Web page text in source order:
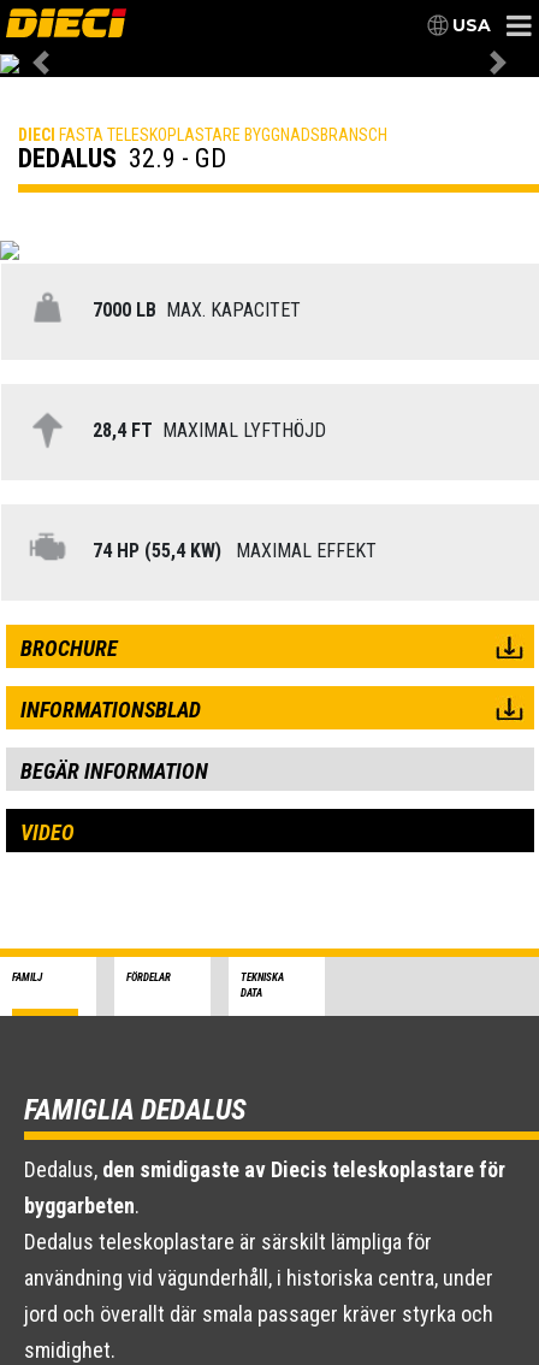
USA
Previous
DIECI FASTA TELESKOPLASTARE BYGGNADSBRANSCH
DEDALUS 32.9 - GD
7000 LB MAX. KAPACITET
28,4 FT MAXIMAL LYFTHÖJD
74 HP (55,4 KW) MAXIMAL EFFEKT
BROCHURE
INFORMATIONSBLAD
BEGÄR INFORMATION
VIDEO
FAMILJ FÖRDELAR
TEKNISKA
DATA
FAMIGLIA DEDALUS
Dedalus, den smidigaste av Diecis teleskoplastare för
byggarbeten.
Dedalus teleskoplastare är särskilt lämpliga för
användning vid vägunderhåll, i historiska centra, under
jord och överallt där smala passager kräver styrka och
smidighet.